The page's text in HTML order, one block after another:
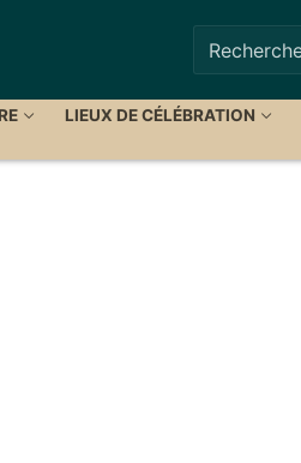
Rechercher
:
LIEUX DE CÉLÉBRATION